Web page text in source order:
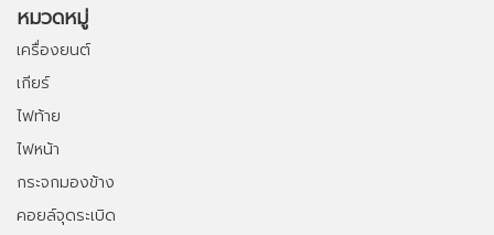
หมวดหมู่
เครื่องยนต์
เกียร์
ไฟท้าย
ไฟหน้า
กระจกมองข้าง
คอยล์จุดระเบิด